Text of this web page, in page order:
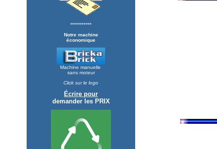
***********
Notre machine
économique
Machine manuelle
sans moteur
Click sur le logo
Écrire pour
demander les PRIX